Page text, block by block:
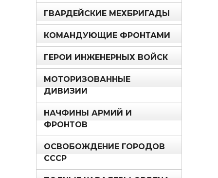
ГВАРДЕЙСКИЕ МЕХБРИГАДЫ
КОМАНДУЮЩИЕ ФРОНТАМИ
ГЕРОИ ИНЖЕНЕРНЫХ ВОЙСК
МОТОРИЗОВАННЫЕ
ДИВИЗИИ
НАЧФИНЫ АРМИЙ И
ФРОНТОВ
ОСВОБОЖДЕНИЕ ГОРОДОВ
СССР